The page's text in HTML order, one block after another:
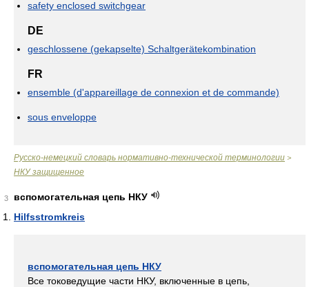
safety enclosed switchgear
DE
geschlossene (gekapselte) Schaltgerätekombination
FR
ensemble (d'appareillage de connexion et de commande)
sous enveloppe
Русско-немецкий словарь нормативно-технической терминологии >
НКУ защищенное
3
вспомогательная цепь НКУ
Hilfsstromkreis
вспомогательная цепь НКУ
Все токоведущие части НКУ, включенные в цепь,